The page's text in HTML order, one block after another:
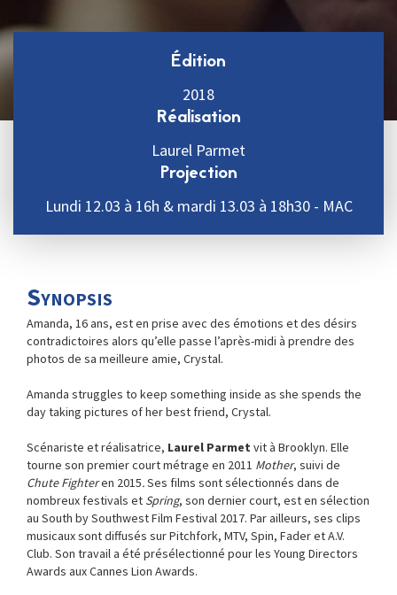
Édition
2018
Réalisation
Laurel Parmet
Projection
Lundi 12.03 à 16h & mardi 13.03 à 18h30 - MAC
Synopsis
Amanda, 16 ans, est en prise avec des émotions et des désirs
contradictoires alors qu’elle passe l’après-midi à prendre des
photos de sa meilleure amie, Crystal.
Amanda struggles to keep something inside as she spends the
day taking pictures of her best friend, Crystal.
Scénariste et réalisatrice, Laurel Parmet vit à Brooklyn. Elle
tourne son premier court métrage en 2011 Mother, suivi de
Chute Fighteren 2015.Ses films sont sélectionnés dans de
nombreux festivals et Spring, son dernier court, est en sélection
au South by Southwest Film Festival 2017. Par ailleurs, ses clips
musicaux sont diffusés sur Pitchfork, MTV, Spin, Fader et A.V.
Club. Son travail a été présélectionné pour les Young Directors
Awards aux Cannes Lion Awards.